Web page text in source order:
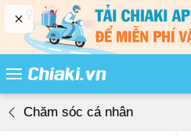
Chăm sóc cá nhân